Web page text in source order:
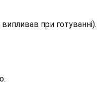
при готуванні).